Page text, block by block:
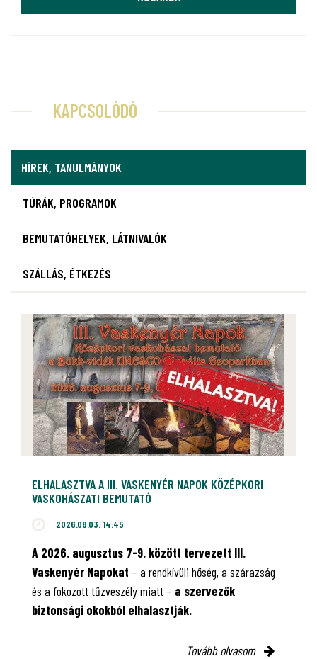
KAPCSOLÓDÓ
HÍREK, TANULMÁNYOK
TÚRÁK, PROGRAMOK
BEMUTATÓHELYEK, LÁTNIVALÓK
SZÁLLÁS, ÉTKEZÉS
ELHALASZTVA A III. VASKENYÉR NAPOK KÖZÉPKORI
VASKOHÁSZATI BEMUTATÓ
2026.08.03. 14:45
A 2026. augusztus 7-9. között tervezett III.
Vaskenyér Napokat – a rendkívüli hőség, a szárazság
és a fokozott tűzveszély miatt – a szervezők
biztonsági okokból elhalasztják.
Tovább olvasom